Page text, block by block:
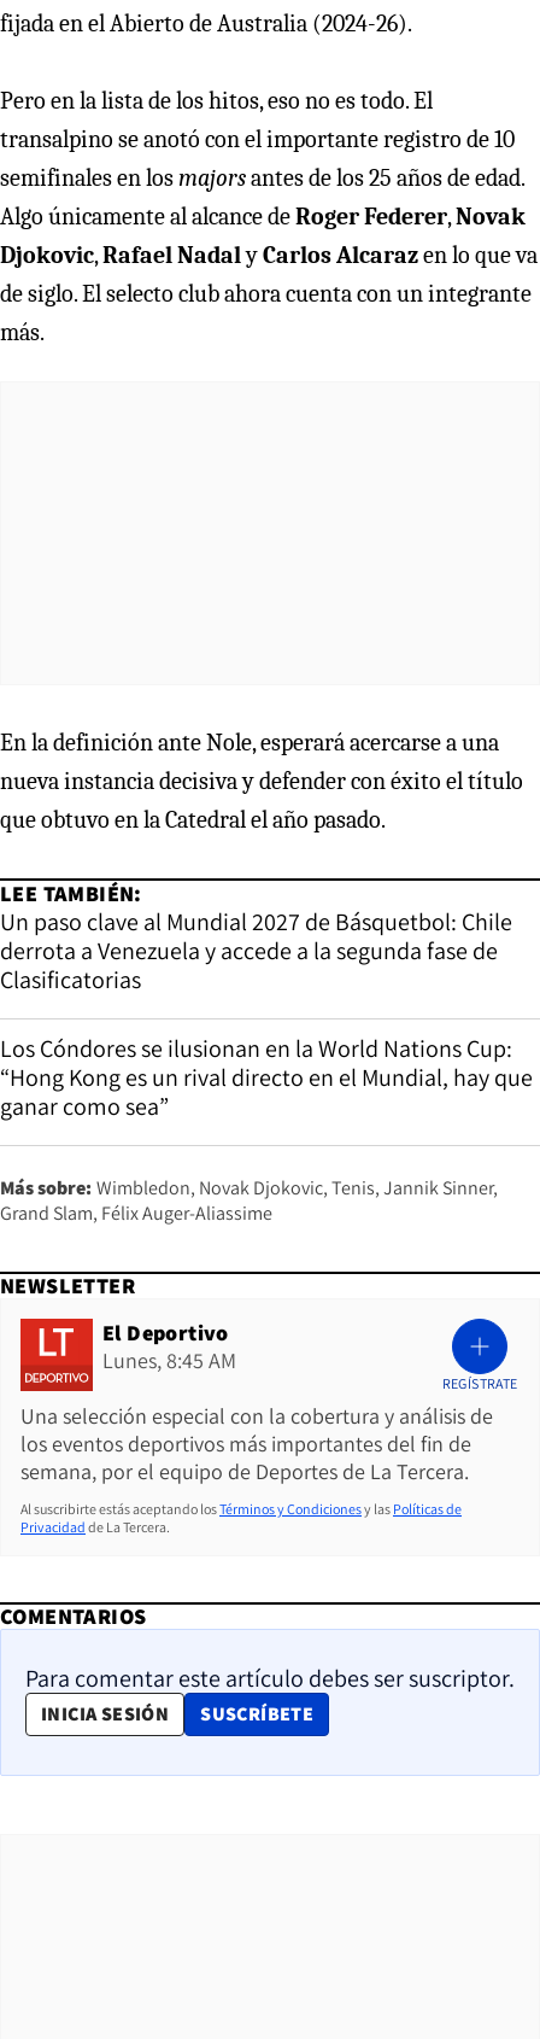
fijada en el Abierto de Australia (2024-26).
Pero en la lista de los hitos, eso no es todo. El
transalpino se anotó con el importante registro de 10
semifinales en losmajorsantes de los 25 años de edad.
Algo únicamente al alcance deRoger Federer,Novak
Djokovic,Rafael NadalyCarlos Alcarazen lo que va
de siglo. El selecto club ahora cuenta con un integrante
más.
En la definición ante Nole, esperará acercarse a una
nueva instancia decisiva y defender con éxito el título
que obtuvo en la Catedral el año pasado.
LEE TAMBIÉN:
Un paso clave al Mundial 2027 de Básquetbol: Chile
derrota a Venezuela y accede a la segunda fase de
Clasificatorias
Los Cóndores se ilusionan en la World Nations Cup:
“Hong Kong es un rival directo en el Mundial, hay que
ganar como sea”
Más sobre: Wimbledon Novak Djokovic Tenis Jannik Sinner
Grand Slam Félix Auger-Aliassime
NEWSLETTER
El Deportivo
Lunes, 8:45 AM
Una selección especial con la cobertura y análisis de
los eventos deportivos más importantes del fin de
semana, por el equipo de Deportes de La Tercera.
REGÍSTRATE
Al suscribirte estás aceptando losTérminos y Condicionesy las Políticas de
Privacidad de La Tercera.
COMENTARIOS
Para comentar este artículo debes ser suscriptor.
INICIA SESIÓN SUSCRÍBETE
OPENS IN NEW WINDOW